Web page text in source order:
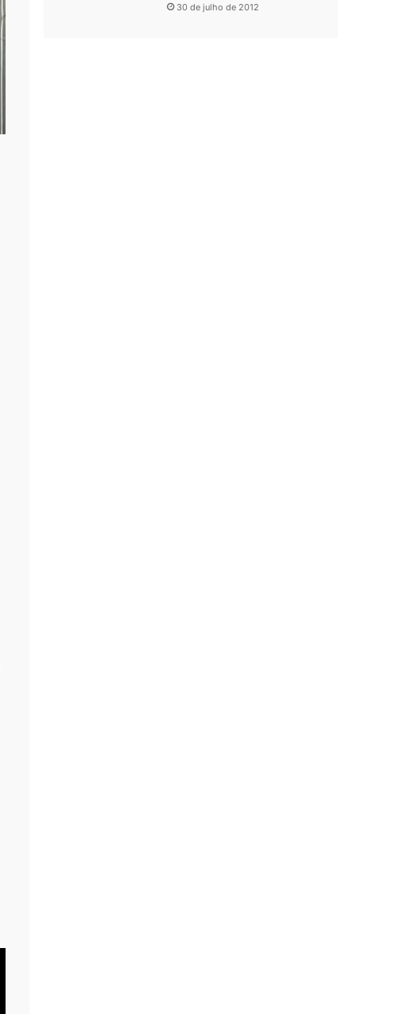
30 de julho de 2012